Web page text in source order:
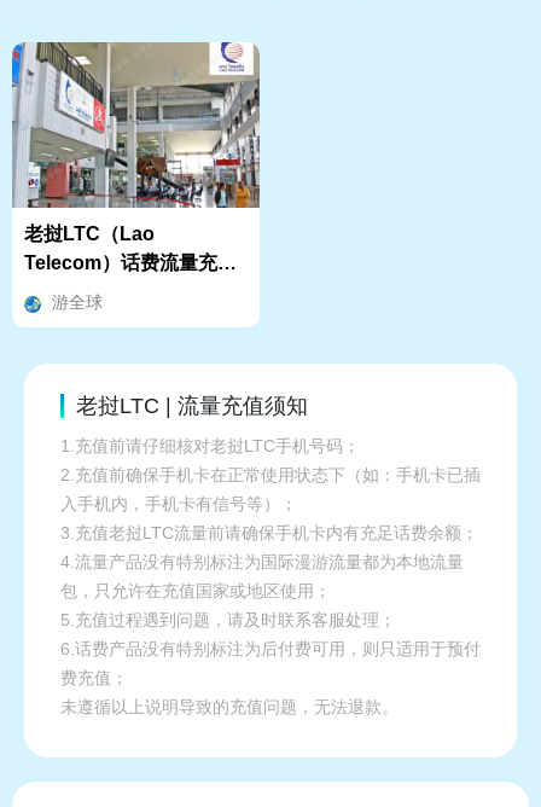
老挝LTC（Lao
Telecom）话费流量充值
教程&本机号码、话费流
游全球
老挝LTC | 流量充值须知
1.充值前请仔细核对老挝LTC手机号码；
2.充值前确保手机卡在正常使用状态下（如：手机卡已插
入手机内，手机卡有信号等）；
3.充值老挝LTC流量前请确保手机卡内有充足话费余额；
4.流量产品没有特别标注为国际漫游流量都为本地流量
包，只允许在充值国家或地区使用；
5.充值过程遇到问题，请及时联系客服处理；
6.话费产品没有特别标注为后付费可用，则只适用于预付
费充值；
未遵循以上说明导致的充值问题，无法退款。